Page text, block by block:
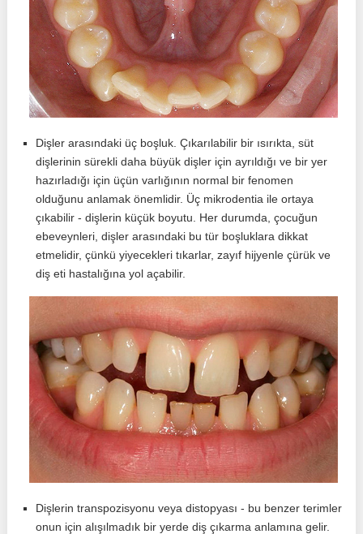
Dişler arasındaki üç boşluk. Çıkarılabilir bir ısırıkta, süt
dişlerinin sürekli daha büyük dişler için ayrıldığı ve bir yer
hazırladığı için üçün varlığının normal bir fenomen
olduğunu anlamak önemlidir. Üç mikrodentia ile ortaya
çıkabilir - dişlerin küçük boyutu. Her durumda, çocuğun
ebeveynleri, dişler arasındaki bu tür boşluklara dikkat
etmelidir, çünkü yiyecekleri tıkarlar, zayıf hijyenle çürük ve
diş eti hastalığına yol açabilir.
Dişlerin transpozisyonu veya distopyası - bu benzer terimler
onun için alışılmadık bir yerde diş çıkarma anlamına gelir.